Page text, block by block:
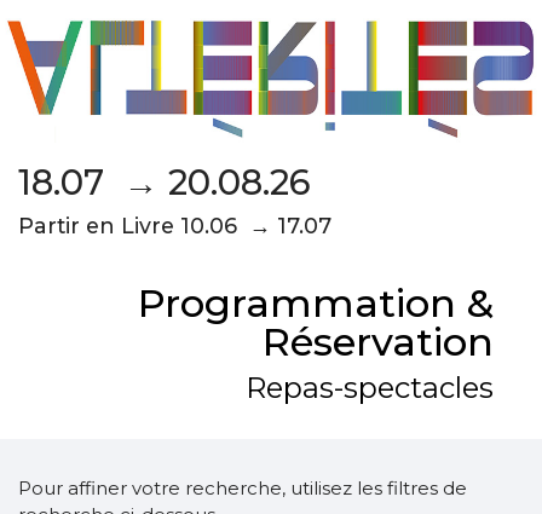
18.07 → 20.08.26
Partir en Livre 10.06 → 17.07
Programmation &
Réservation
Repas-spectacles
Pour affiner votre recherche, utilisez les filtres de